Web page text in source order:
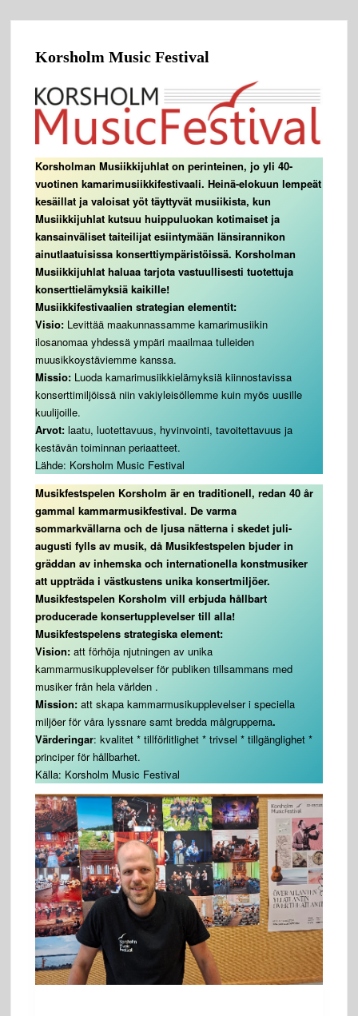
Korsholm Music Festival
Korsholman Musiikkijuhlat on perinteinen, jo yli 40-
vuotinen kamarimusiikkifestivaali. Heinä-elokuun lempeät
kesäillat ja valoisat yöt täyttyvät musiikista, kun
Musiikkijuhlat kutsuu huippuluokan kotimaiset ja
kansainväliset taiteilijat esiintymään länsirannikon
ainutlaatuisissa konserttiympäristöissä. Korsholman
Musiikkijuhlat haluaa tarjota vastuullisesti tuotettuja
konserttielämyksiä kaikille!
Musiikkifestivaalien strategian elementit:
Visio: Levittää maakunnassamme kamarimusiikin
ilosanomaa yhdessä ympäri maailmaa tulleiden
muusikkoystäviemme kanssa.
Missio: Luoda kamarimusiikkielämyksiä kiinnostavissa
konserttimiljöissä niin vakiyleisöllemme kuin myös uusille
kuulijoille.
Arvot: laatu, luotettavuus, hyvinvointi, tavoitettavuus ja
kestävän toiminnan periaatteet.
Lähde: Korsholm Music Festival
Musikfestspelen Korsholm är en traditionell, redan 40 år
gammal kammarmusikfestival. De varma
sommarkvällarna och de ljusa nätterna i skedet juli-
augusti fylls av musik, då Musikfestspelen bjuder in
gräddan av inhemska och internationella konstmusiker
att uppträda i västkustens unika konsertmiljöer.
Musikfestspelen Korsholm vill erbjuda hållbart
producerade konsertupplevelser till alla!
Musikfestspelens strategiska element:
Vision: att förhöja njutningen av unika
kammarmusikupplevelser för publiken tillsammans med
musiker från hela världen .
Mission: att skapa kammarmusikupplevelser i speciella
miljöer för våra lyssnare samt bredda målgrupperna.
Värderingar: kvalitet * tillförlitlighet * trivsel * tillgänglighet *
principer för hållbarhet.
Källa: Korsholm Music Festival